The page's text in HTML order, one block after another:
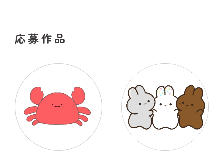
応募作品